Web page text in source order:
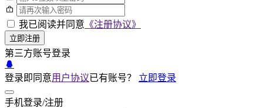
我已阅读并同意 《注册协议》
立即注册
第三方账号登录
登录即同意用户协议已有账号？ 立即登录
手机登录/注册